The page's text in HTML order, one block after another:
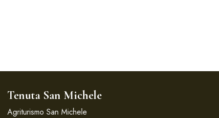
Tenuta San Michele
Agriturismo San Michele